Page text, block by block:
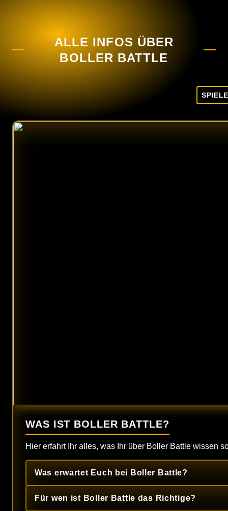
ALLE INFOS ÜBER
BOLLER BATTLE
SPIELE
WAS IST BOLLER BATTLE?
Hier erfahrt Ihr alles, was Ihr über Boller Battle wissen
Was erwartet Euch bei Boller Battle?
Für wen ist Boller Battle das Richtige?